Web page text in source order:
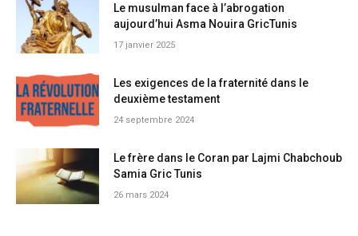
Le musulman face à l’abrogation
aujourd’hui Asma Nouira GricTunis
17 janvier 2025
Les exigences de la fraternité dans le
deuxième testament
24 septembre 2024
Le frère dans le Coran par Lajmi Chabchoub
Samia Gric Tunis
26 mars 2024